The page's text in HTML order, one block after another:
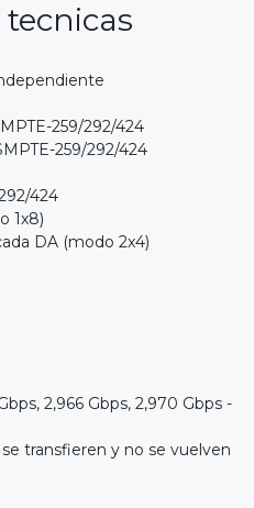
259/292/424
259/292/424
424
1x8)
DA (modo 2x4)
2,966 Gbps, 2,970 Gbps -
transfieren y no se vuelven